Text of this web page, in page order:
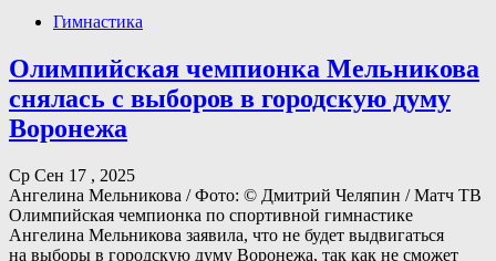
Гимнастика
Олимпийская чемпионка Мельникова
снялась с выборов в городскую думу
Воронежа
Ср Сен 17 , 2025
Ангелина Мельникова / Фото: © Дмитрий Челяпин / Матч ТВ
Олимпийская чемпионка по спортивной гимнастике
Ангелина Мельникова заявила, что не будет выдвигаться
на выборы в городскую думу Воронежа, так как не сможет